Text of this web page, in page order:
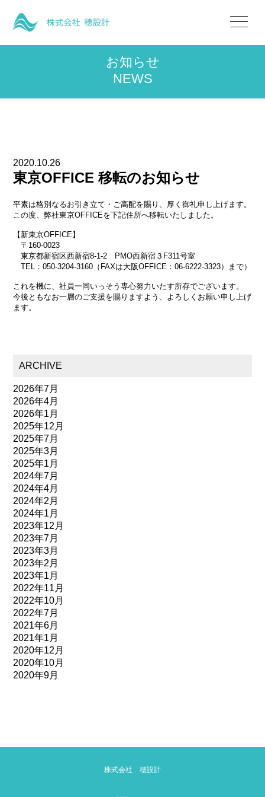
お知らせ
NEWS
2020.10.26
東京OFFICE 移転のお知らせ
平素は格別なるお引き立て・ご高配を賜り、厚く御礼申し上げます。
この度、弊社東京OFFICEを下記住所へ移転いたしました。
【新東京OFFICE】
〒160-0023
東京都新宿区西新宿8-1-2 PMO西新宿３F311号室
TEL：050-3204-3160（FAXは大阪OFFICE：06-6222-3323）まで）
これを機に、社員一同いっそう専心努力いたす所存でございます。
今後ともなお一層のご支援を賜りますよう、よろしくお願い申し上げ
ます。
ARCHIVE
2026年7月
2026年4月
2026年1月
2025年12月
2025年7月
2025年3月
2025年1月
2024年7月
2024年4月
2024年2月
2024年1月
2023年12月
2023年7月
2023年3月
2023年2月
2023年1月
2022年11月
2022年10月
2022年7月
2021年6月
2021年1月
2020年12月
2020年10月
2020年9月
株式会社 穂設計